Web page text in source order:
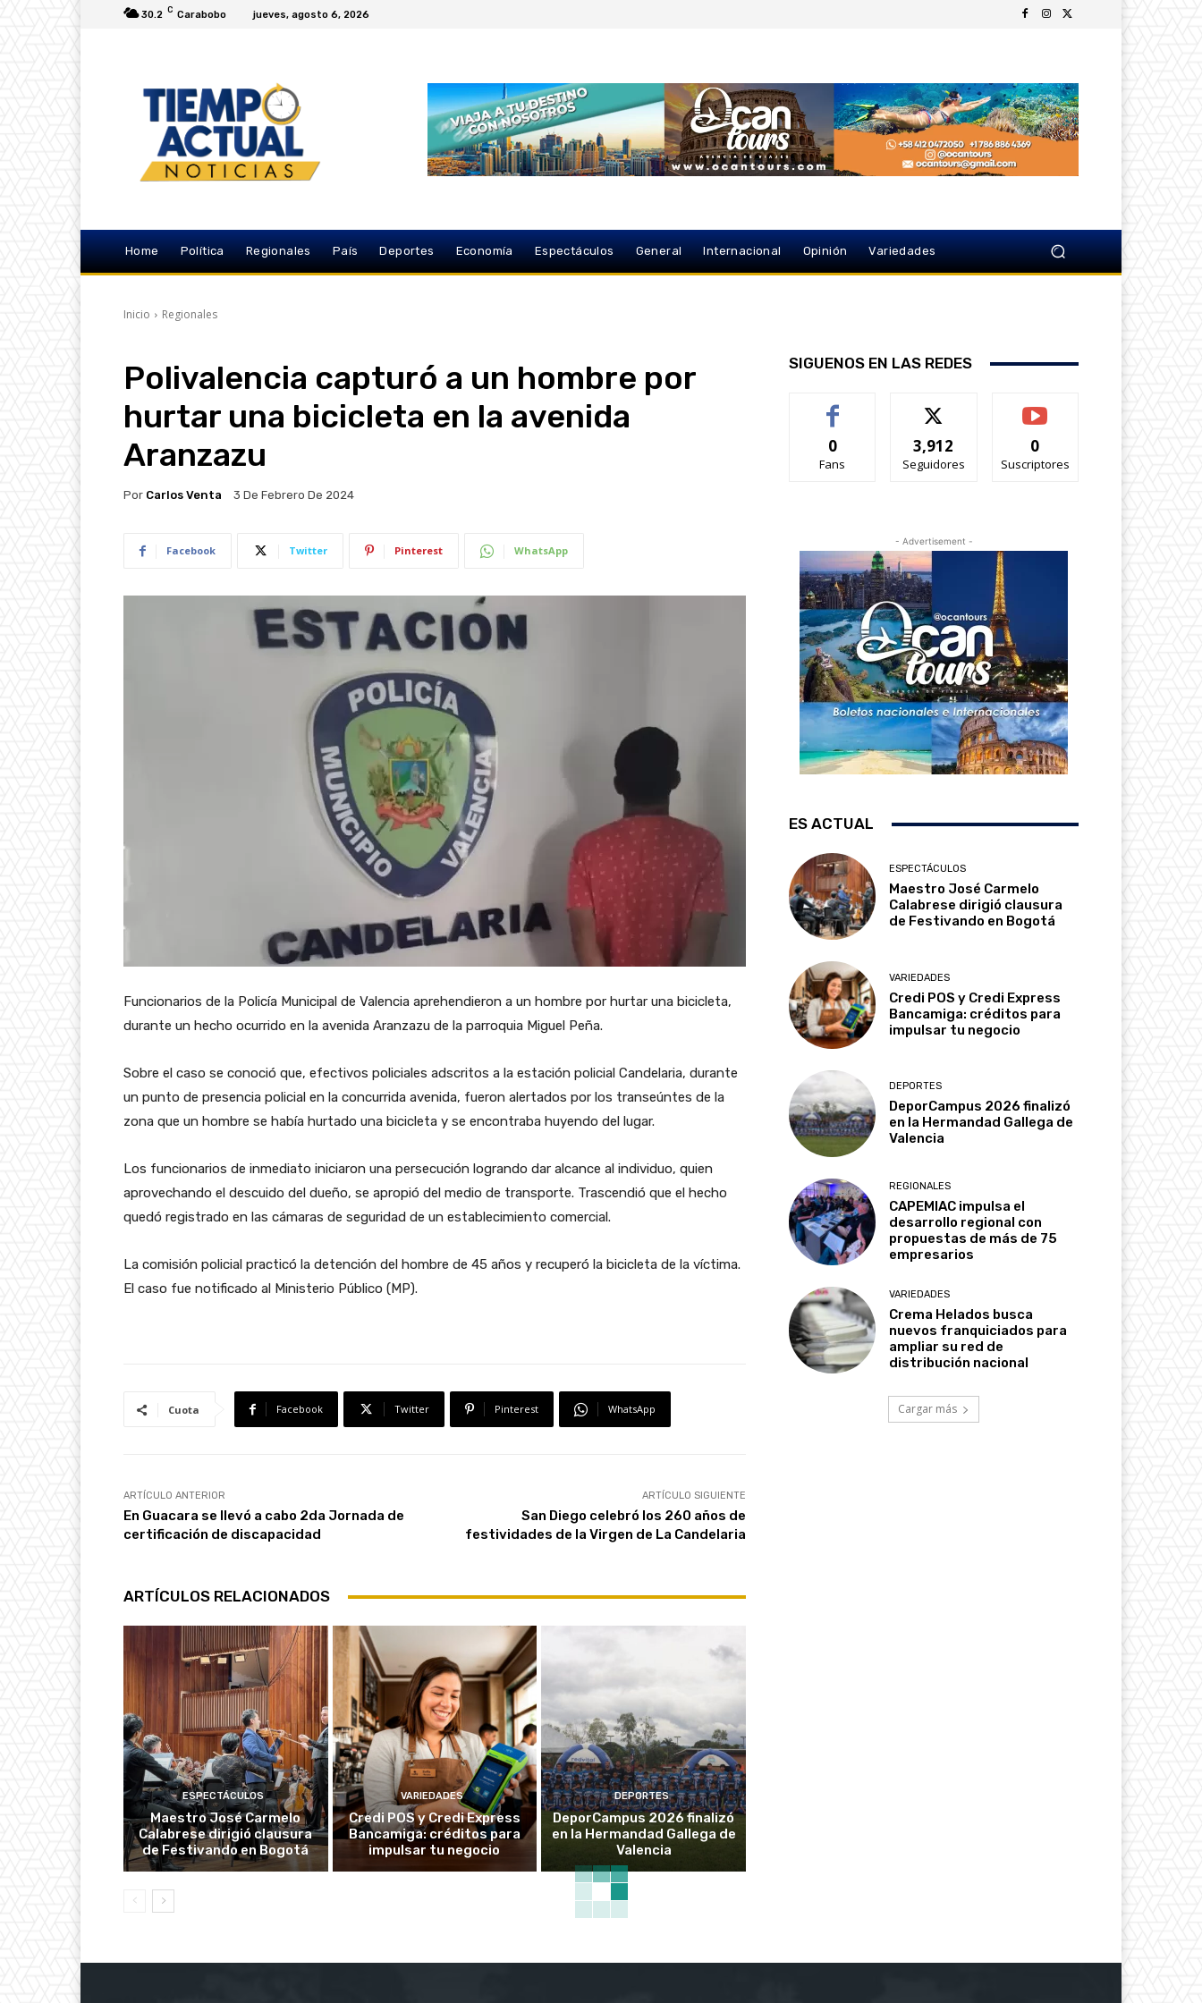
30.2 C Carabobo jueves, agosto 6, 2026
Home Política Regionales País Deportes Economía Espectáculos General Internacional Opinión Variedades
Inicio Regionales
Polivalencia capturó a un hombre por
hurtar una bicicleta en la avenida
Aranzazu
Por Carlos Venta 3 De Febrero De 2024
Facebook Twitter Pinterest WhatsApp
Funcionarios de la Policía Municipal de Valencia aprehendieron a un hombre por hurtar una bicicleta,
durante un hecho ocurrido en la avenida Aranzazu de la parroquia Miguel Peña.
Sobre el caso se conoció que, efectivos policiales adscritos a la estación policial Candelaria, durante
un punto de presencia policial en la concurrida avenida, fueron alertados por los transeúntes de la
zona que un hombre se había hurtado una bicicleta y se encontraba huyendo del lugar.
Los funcionarios de inmediato iniciaron una persecución logrando dar alcance al individuo, quien
aprovechando el descuido del dueño, se apropió del medio de transporte. Trascendió que el hecho
quedó registrado en las cámaras de seguridad de un establecimiento comercial.
La comisión policial practicó la detención del hombre de 45 años y recuperó la bicicleta de la víctima.
El caso fue notificado al Ministerio Público (MP).
Cuota Facebook Twitter Pinterest WhatsApp
ARTÍCULO ANTERIOR
En Guacara se llevó a cabo 2da Jornada de
certificación de discapacidad
ARTÍCULO SIGUIENTE
San Diego celebró los 260 años de
festividades de la Virgen de La Candelaria
ARTÍCULOS RELACIONADOS
ESPECTÁCULOS
Maestro José Carmelo
Calabrese dirigió clausura
de Festivando en Bogotá
VARIEDADES
Credi POS y Credi Express
Bancamiga: créditos para
impulsar tu negocio
DEPORTES
DeporCampus 2026 finalizó
en la Hermandad Gallega de
Valencia
SIGUENOS EN LAS REDES
0
Fans
3,912
Seguidores
0
Suscriptores
- Advertisement -
ES ACTUAL
ESPECTÁCULOS
Maestro José Carmelo
Calabrese dirigió clausura
de Festivando en Bogotá
VARIEDADES
Credi POS y Credi Express
Bancamiga: créditos para
impulsar tu negocio
DEPORTES
DeporCampus 2026 finalizó
en la Hermandad Gallega de
Valencia
REGIONALES
CAPEMIAC impulsa el
desarrollo regional con
propuestas de más de 75
empresarios
VARIEDADES
Crema Helados busca
nuevos franquiciados para
ampliar su red de
distribución nacional
Cargar más